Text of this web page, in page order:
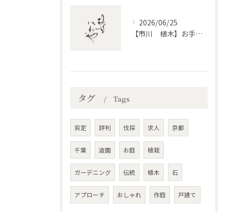
2026/06/25
【市川 植木】お手入れ【和モダンというお庭を考える】
タグ Tags
剪定 評判 伐採 求人 京都
千葉 造園 お庭 植栽
ガーデニング 伝統 植木 石
アプローチ おしゃれ 作庭 戸建て